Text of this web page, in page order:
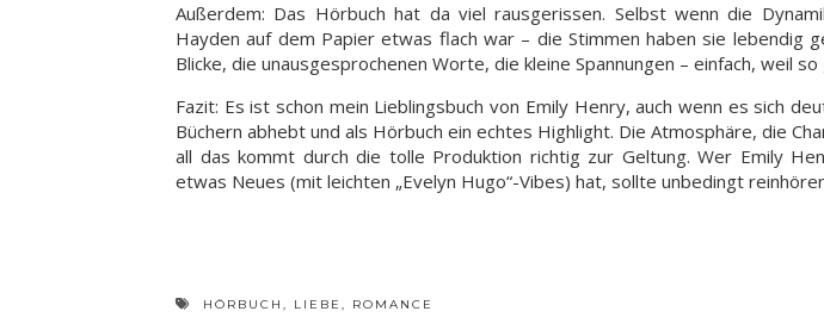
Außerdem: Das Hörbuch hat da viel rausgerissen. Selbst wenn die
Hayden auf dem Papier etwas flach war – die Stimmen haben sie lebendig
Blicke, die unausgesprochenen Worte, die kleine Spannungen – einfach, weil
Fazit: Es ist schon mein Lieblingsbuch von Emily Henry, auch wenn es sich
Büchern abhebt und als Hörbuch ein echtes Highlight. Die Atmosphäre, die
all das kommt durch die tolle Produktion richtig zur Geltung. Wer Emily
etwas Neues (mit leichten „Evelyn Hugo“-Vibes) hat, sollte unbedingt
HÖRBUCH , LIEBE , ROMANCE